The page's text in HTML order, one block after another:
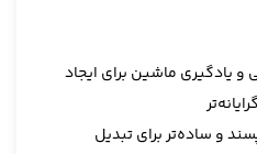
یادگیری ماشین برای ایجاد
و ساده‌تر برای تبدیل